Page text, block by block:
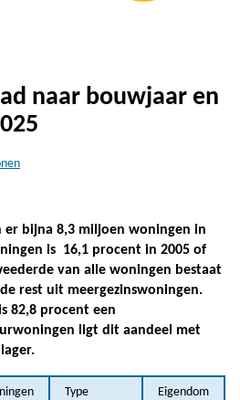
naar bouwjaar en
er bijna 8,3 miljoen woningen in
is 16,1 procent in 2005 of
van alle woningen bestaat
rest uit meergezinswoningen.
82,8 procent een
ligt dit aandeel met
Type
Eigendom